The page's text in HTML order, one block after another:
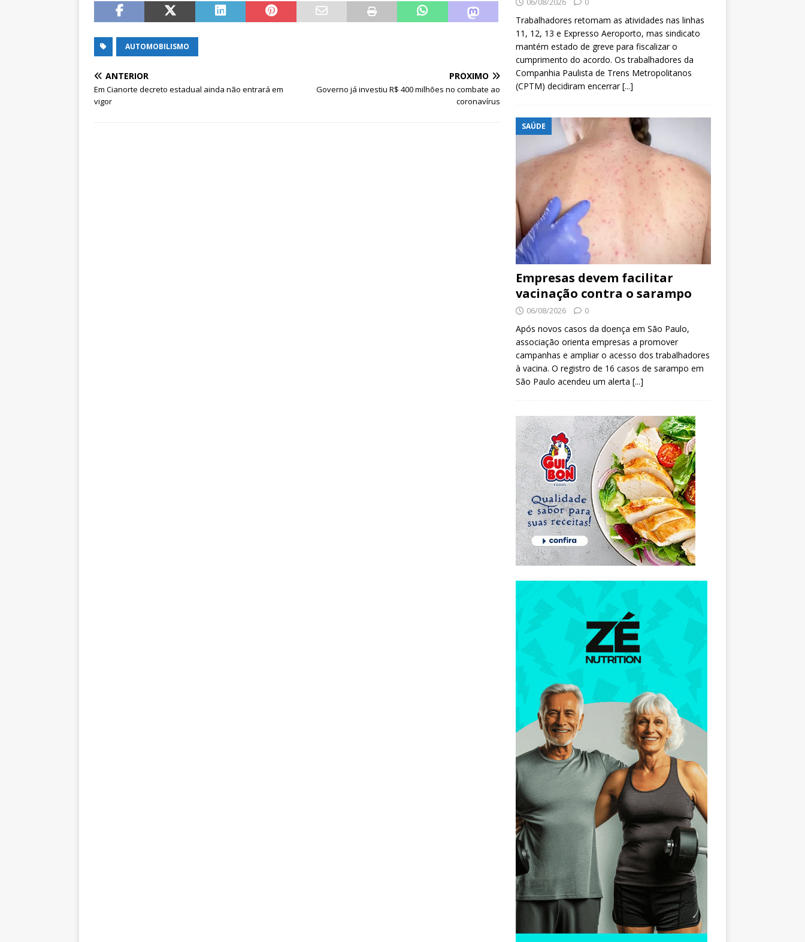
AUTOMOBILISMO
ANTERIOR
Em Cianorte decreto estadual ainda não entrará em
vigor
PRÓXIMO
Governo já investiu R$ 400 milhões no combate ao
coronavírus
Trabalhadores retomam as atividades nas linhas
11, 12, 13 e Expresso Aeroporto, mas sindicato
mantém estado de greve para fiscalizar o
cumprimento do acordo. Os trabalhadores da
Companhia Paulista de Trens Metropolitanos
(CPTM) decidiram encerrar[...]
SAÚDE
Empresas devem facilitar
vacinação contra o sarampo
06/08/2026 0
Após novos casos da doença em São Paulo,
associação orienta empresas a promover
campanhas e ampliar o acesso dos trabalhadores
à vacina. O registro de 16 casos de sarampo em
São Paulo acendeu um alerta [...]